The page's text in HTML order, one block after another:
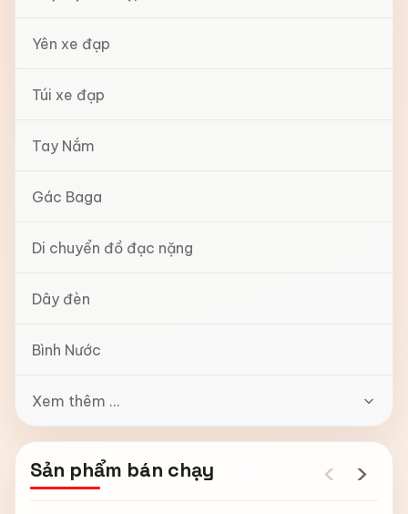
Yên xe đạp
Túi xe đạp
Tay Nắm
Gác Baga
Di chuyển đồ đạc nặng
Dây đèn
Bình Nước
Xem thêm ...
Sản phẩm bán chạy ‹ ›